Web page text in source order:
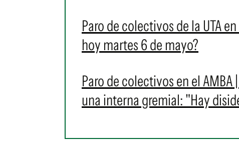
Paro de colectivos de la UTA
hoy martes 6 de mayo?
Paro de colectivos en el AMBA
una interna gremial: "Hay